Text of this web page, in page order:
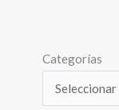
Categorías